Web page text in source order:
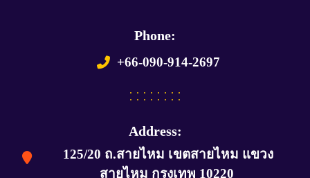
Phone:
+66-090-914-2697
Address:
125/20 ถ.สายไหม เขตสายไหม แขวง
สายไหม กรุงเทพ 10220